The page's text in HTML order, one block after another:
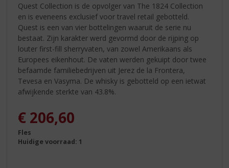
Quest Collection is de opvolger van The 1824 Collection
en is eveneens exclusief voor travel retail gebotteld.
Quest is een van vier bottelingen waaruit de serie nu
bestaat. Zijn karakter werd gevormd door de rijping op
louter first-fill sherryvaten, van zowel Amerikaans als
Europees eikenhout. De vaten werden gekuipt door twee
befaamde familiebedrijven uit Jerez de la Frontera,
Tevesa en Vasyma. De whisky is gebotteld op een ietwat
afwijkende sterkte van 43.8%.
€ 206,60
Fles
Huidige voorraad: 1